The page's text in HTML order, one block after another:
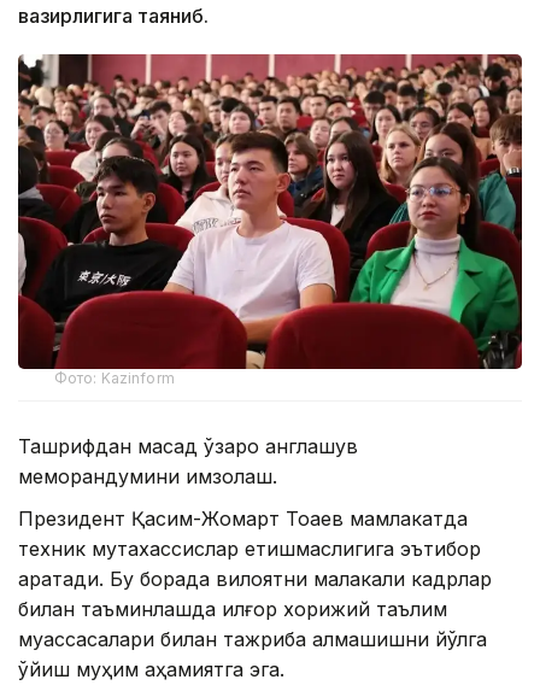
вазирлигига таяниб.
Фото: Kazinform
Ташрифдан мақсад ўзаро англашув
меморандумини имзолаш.
Президент Қасим-Жомарт Тоқаев мамлакатда
техник мутахассислар етишмаслигига эътибор
қаратади. Бу борада вилоятни малакали кадрлар
билан таъминлашда илғор хорижий таълим
муассасалари билан тажриба алмашишни йўлга
қўйиш муҳим аҳамиятга эга.